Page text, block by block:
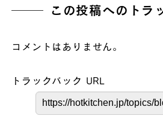
この投稿へのトラ
コメントはありません。
トラックバック URL